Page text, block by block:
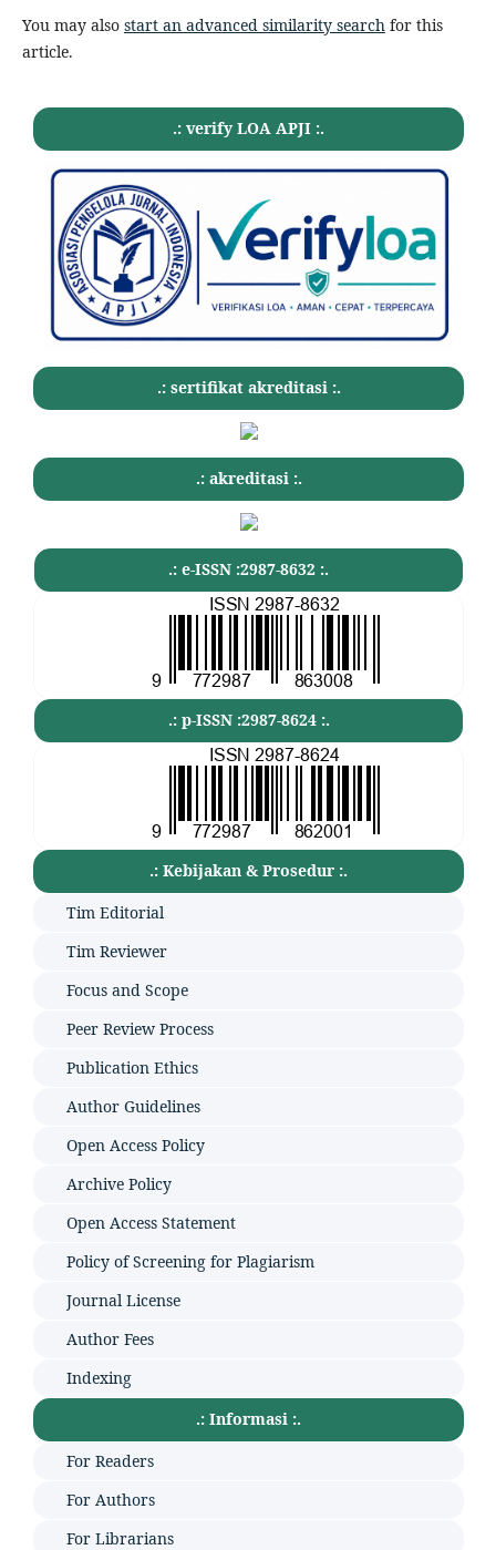
You may also start an advanced similarity searchfor this
article.
.: verify LOA APJI :.
.: sertifikat akreditasi :.
.: akreditasi :.
.: e-ISSN :2987-8632 :.
.: p-ISSN :2987-8624 :.
.: Kebijakan & Prosedur :.
Tim Editorial
Tim Reviewer
Focus and Scope
Peer Review Process
Publication Ethics
Author Guidelines
Open Access Policy
Archive Policy
Open Access Statement
Policy of Screening for Plagiarism
Journal License
Author Fees
Indexing
.: Informasi :.
For Readers
For Authors
For Librarians